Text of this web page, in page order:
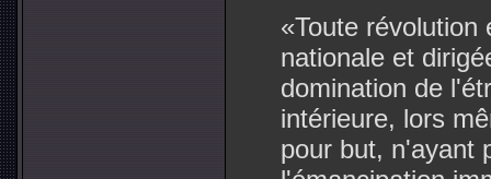
«Toute révolution
nationale et
domination de
intérieure, lors
pour but, n'ayant